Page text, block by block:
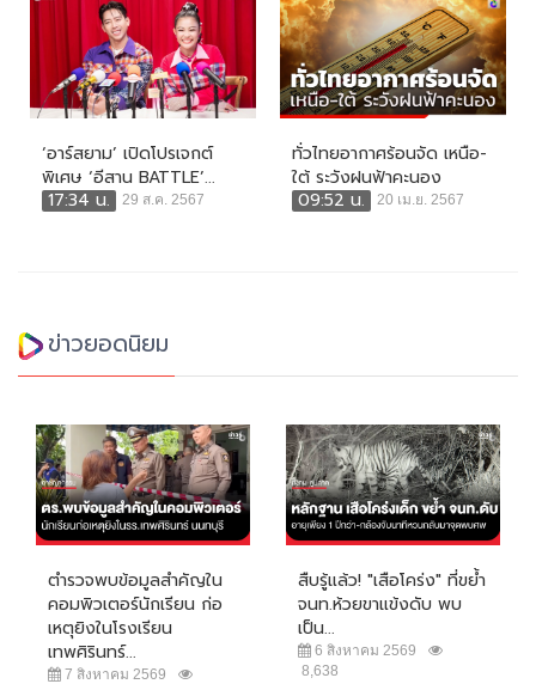
‘อาร์สยาม’ เปิดโปรเจกต์
พิเศษ ‘อีสาน BATTLE’...
17:34 น.
29 ส.ค. 2567
ทั่วไทยอากาศร้อนจัด เหนือ-
ใต้ ระวังฝนฟ้าคะนอง
09:52 น.
20 เม.ย. 2567
ข่าวยอดนิยม
ตำรวจพบข้อมูลสำคัญใน
คอมพิวเตอร์นักเรียน ก่อ
เหตุยิงในโรงเรียน
เทพศิรินทร์...
7 สิงหาคม 2569
สืบรู้แล้ว! "เสือโคร่ง" ที่ขย้ำ
จนท.ห้วยขาแข้งดับ พบ
เป็น...
6 สิงหาคม 2569
8,638